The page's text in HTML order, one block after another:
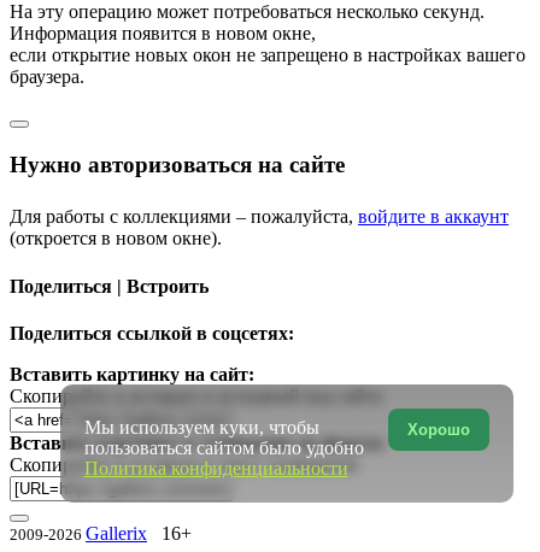
На эту операцию может потребоваться несколько секунд.
Информация появится в новом окне,
если открытие новых окон не запрещено в настройках вашего
браузера.
Нужно авторизоваться на сайте
Для работы с коллекциями – пожалуйста, войдите в аккаунт
(откроется в новом окне).
Поделиться | Встроить
Поделиться ссылкой в соцсетях:
Вставить картинку на сайт:
Скопируйте и вставьте в исходный код сайта
Вставить картинку в сообщение на форум:
Скопируйте и вставьте в текст сообщения
2009-2026 Gallerix 16+
Хорошо
Мы используем куки, чтобы
пользоваться сайтом было удобно
Политика конфиденциальности